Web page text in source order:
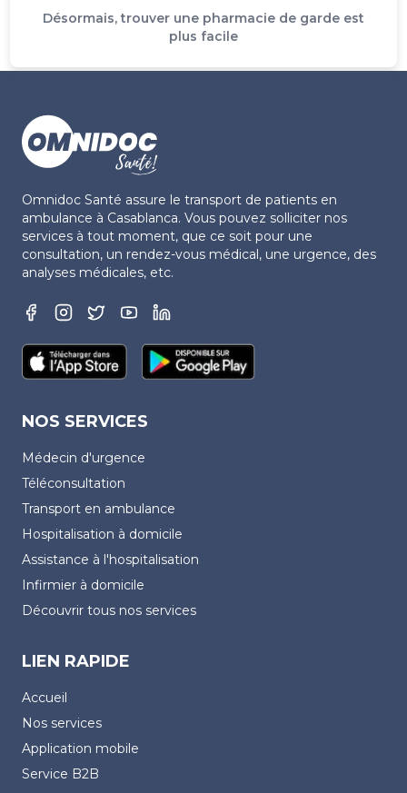
Désormais, trouver une pharmacie de garde est
plus facile
Omnidoc Santé assure le transport de patients en
ambulance à Casablanca. Vous pouvez solliciter nos
services à tout moment, que ce soit pour une
consultation, un rendez-vous médical, une urgence, des
analyses médicales, etc.
NOS SERVICES
Médecin d'urgence
Téléconsultation
Transport en ambulance
Hospitalisation à domicile
Assistance à l'hospitalisation
Infirmier à domicile
Découvrir tous nos services
LIEN RAPIDE
Accueil
Nos services
Application mobile
Service B2B